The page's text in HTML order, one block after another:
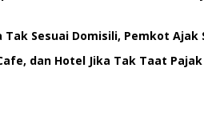
Tak Sesuai Domisili, Pemkot
dan Hotel Jika Tak Taat